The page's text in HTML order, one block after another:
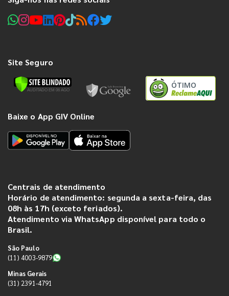
Site Seguro
ÓTIMO
Baixe o App GIV Online
Centrais de atendimento
Horário de atendimento: segunda a sexta-feira, das
08h às 17h (exceto feriados).
Atendimento via WhatsApp disponível para todo o
Brasil.
São Paulo
(11) 4003-9879
Minas Gerais
(31) 2391-4791